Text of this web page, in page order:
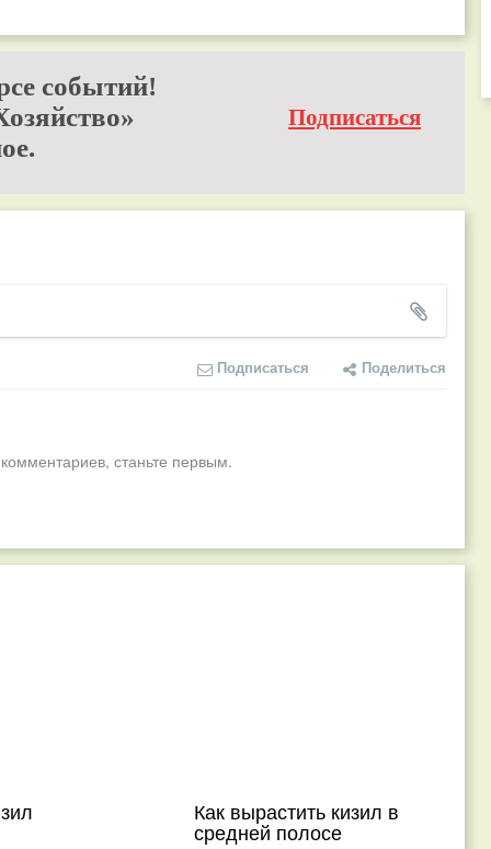
событий!
Подписаться
Подписаться Поделиться
станьте первым.
Как вырастить кизил в
средней полосе